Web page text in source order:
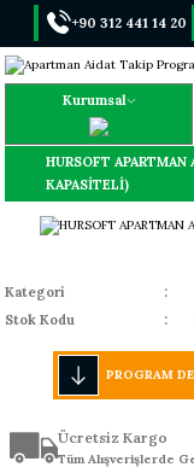
+90 312 441 14 20
Kurumsal
HURSOFT
KAPASİTELİ)
Kategori
Stok Kodu
PROGRAM
Ücretsiz Kargo
Tüm Alışverişlerde